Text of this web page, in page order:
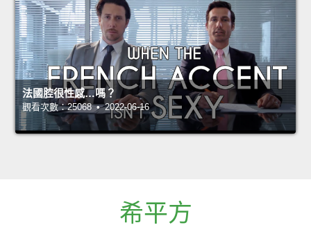
法國腔很性感…嗎？
觀看次數：25068 • 2022-06-16
希平方